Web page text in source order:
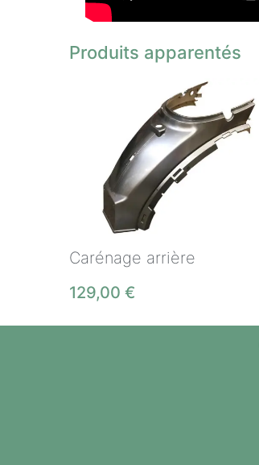
Produits apparentés
Carénage arrière
129,00 €